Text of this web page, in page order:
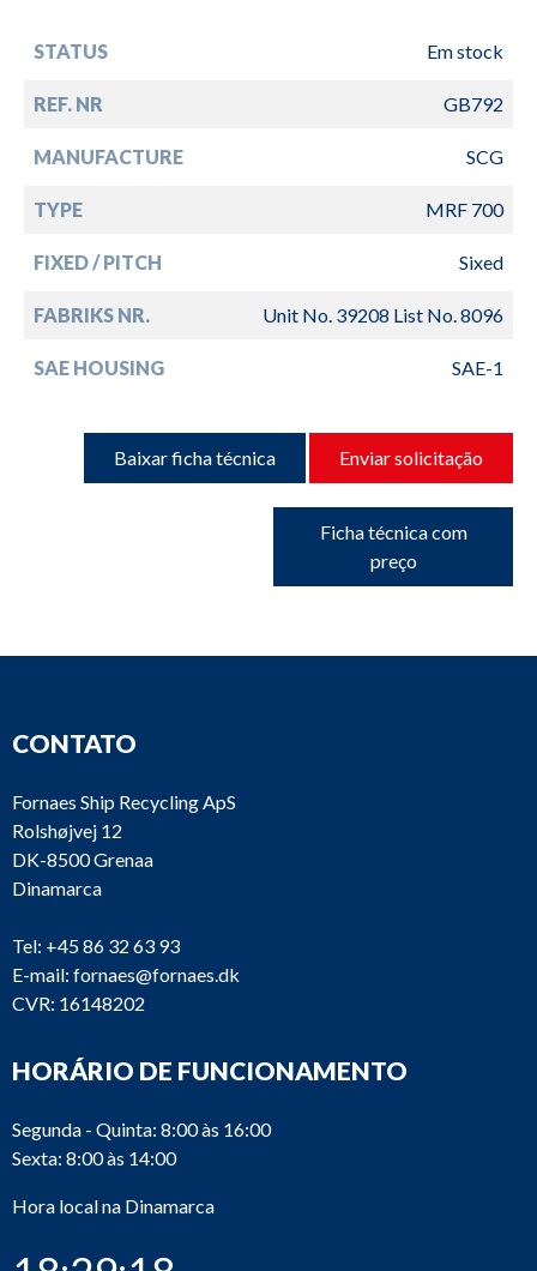
STATUS Em stock
REF. NR GB792
MANUFACTURE SCG
TYPE MRF 700
FIXED / PITCH Sixed
FABRIKS NR. Unit No. 39208 List No. 8096
SAE HOUSING SAE-1
Baixar ficha técnica Enviar solicitação
Ficha técnica com
preço
CONTATO
Fornaes Ship Recycling ApS
Rolshøjvej 12
DK-8500 Grenaa
Dinamarca
Tel: +45 86 32 63 93
E-mail: fornaes@fornaes.dk
CVR: 16148202
HORÁRIO DE FUNCIONAMENTO
Segunda - Quinta: 8:00 às 16:00
Sexta: 8:00 às 14:00
Hora local na Dinamarca